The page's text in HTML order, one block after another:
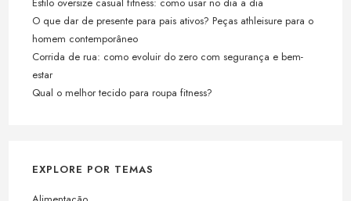
O que dar de presente para pais ativos? Peças athleisure para o
homem contemporâneo
Corrida de rua: como evoluir do zero com segurança e bem-
estar
Qual o melhor tecido para roupa fitness?
EXPLORE POR TEMAS